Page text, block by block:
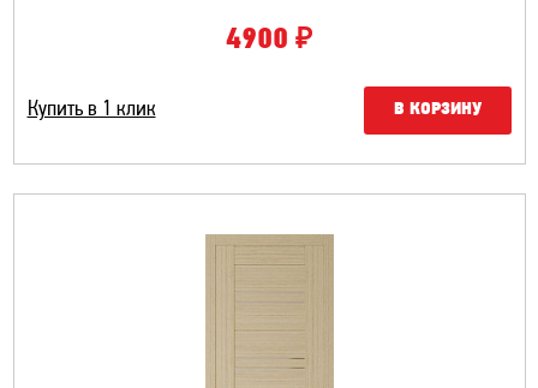
4900 ₽
Купить в 1 клик В КОРЗИНУ